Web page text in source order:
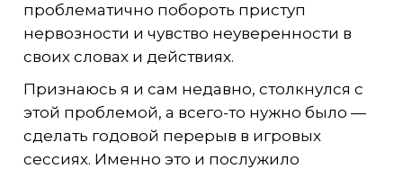
проблематично побороть приступ
нервозности и чувство неуверенности в
своих словах и действиях.
Признаюсь я и сам недавно, столкнулся с
этой проблемой, а всего-то нужно было —
сделать годовой перерыв в игровых
сессиях. Именно это и послужило